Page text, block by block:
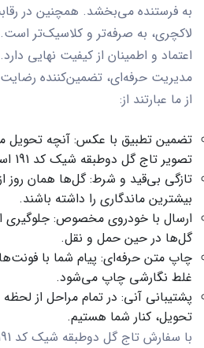
به فرستنده می‌بخشد. همچنین در
لاکچری، به صرفه‌تر و کلاسیک‌تر است.
اعتماد و اطمینان از کیفیت نهایی دارد.
مدیریت حرفه‌ای، تضمین‌کننده
از ما عبارتند از:
تضمین تطبیق با عکس: آنچه تحویل
تصویر تاج گل دوطبقه شیک کد 191
تازگی بی‌قید و شرط:گل‌ها همان روز
بیشترین ماندگاری را داشته باشند.
ارسال با خودروی مخصوص:
گل‌ها در حین حمل و نقل.
چاپ متن حرفه‌ای: پیام شما با
غلط نگارشی چاپ می‌شود.
پشتیبانی آنی: در تمام مراحل از
تحویل، کنار شما هستیم.
با سفارش تاج گل دوطبقه شیک کد 191